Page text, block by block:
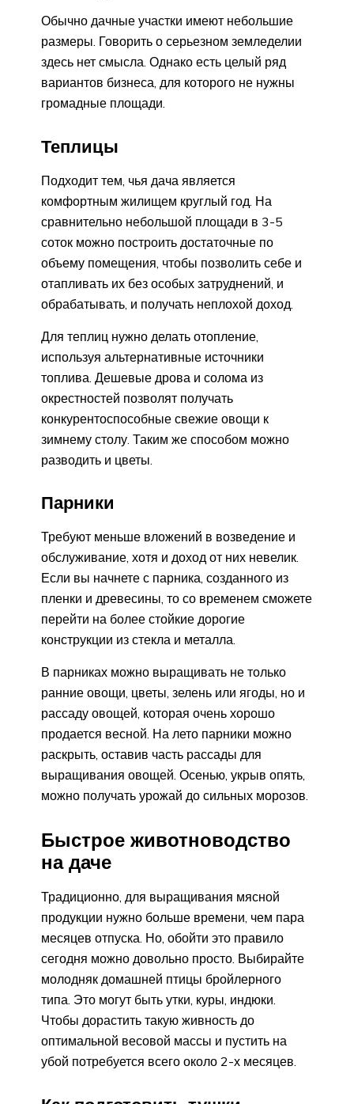
Обычно дачные участки имеют небольшие
размеры. Говорить о серьезном земледелии
здесь нет смысла. Однако есть целый ряд
вариантов бизнеса, для которого не нужны
громадные площади.
Теплицы
Подходит тем, чья дача является
комфортным жилищем круглый год. На
сравнительно небольшой площади в 3-5
соток можно построить достаточные по
объему помещения, чтобы позволить себе и
отапливать их без особых затруднений, и
обрабатывать, и получать неплохой доход.
Для теплиц нужно делать отопление,
используя альтернативные источники
топлива. Дешевые дрова и солома из
окрестностей позволят получать
конкурентоспособные свежие овощи к
зимнему столу. Таким же способом можно
разводить и цветы.
Парники
Требуют меньше вложений в возведение и
обслуживание, хотя и доход от них невелик.
Если вы начнете с парника, созданного из
пленки и древесины, то со временем сможете
перейти на более стойкие дорогие
конструкции из стекла и металла.
В парниках можно выращивать не только
ранние овощи, цветы, зелень или ягоды, но и
рассаду овощей, которая очень хорошо
продается весной. На лето парники можно
раскрыть, оставив часть рассады для
выращивания овощей. Осенью, укрыв опять,
можно получать урожай до сильных морозов.
Быстрое животноводство
на даче
Традиционно, для выращивания мясной
продукции нужно больше времени, чем пара
месяцев отпуска. Но, обойти это правило
сегодня можно довольно просто. Выбирайте
молодняк домашней птицы бройлерного
типа. Это могут быть утки, куры, индюки.
Чтобы дорастить такую живность до
оптимальной весовой массы и пустить на
убой потребуется всего около 2-х месяцев.